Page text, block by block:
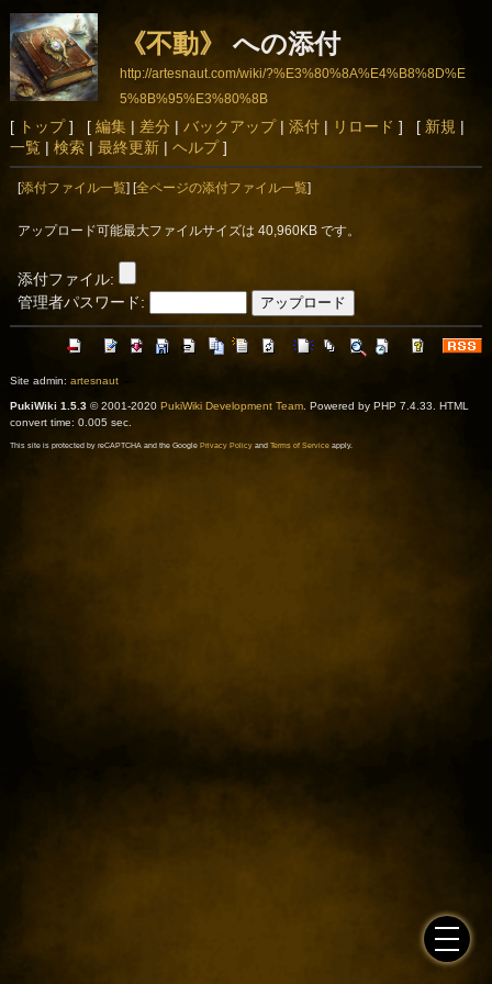
《不動》 への添付
http://artesnaut.com/wiki/?%E3%80%8A%E4%B8%8D%E
5%8B%95%E3%80%8B
[ トップ] [ 編集| 差分 | バックアップ| 添付| リロード ] [ 新規 |
一覧| 検索| 最終更新| ヘルプ]
[添付ファイル一覧 ] [全ページの添付ファイル一覧
アップロード可能最大ファイルサイズは 40,960KB です。
添付ファイル:
管理者パスワード:
Site admin: artesnaut
PukiWiki 1.5.3© 2001-2020 PukiWiki Development Team. Powered by PHP 7.4.33. HTML
convert time: 0.005 sec.
This site is protected by reCAPTCHA and the Google Privacy Policyand Terms of Serviceapply.